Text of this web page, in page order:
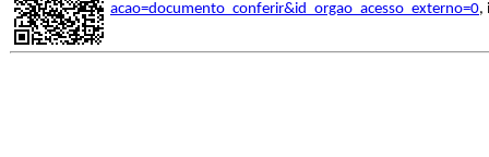
acao=documento_conferir&id_orgao_acesso_externo=0,